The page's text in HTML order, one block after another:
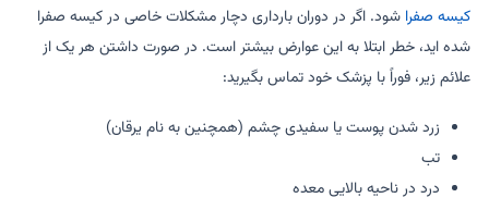
کیسه صفرا شود. اگر در دوران بارداری دچار مشکلات خاصی در کیسه صفرا
شده اید، خطر ابتلا به این عوارض بیشتر است. در صورت داشتن هر یک از
علائم زیر، فوراً با پزشک خود تماس بگیرید:
زرد شدن پوست یا سفیدی چشم (همچنین به نام یرقان)
تب
درد در ناحیه بالایی معده